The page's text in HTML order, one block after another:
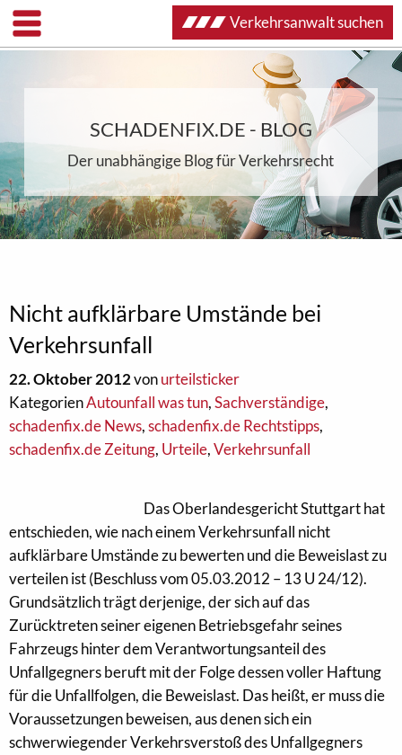
SCHADENFIX.DE - BLOG
Der unabhängige Blog für Verkehrsrecht
Nicht aufklärbare Umstände bei
Verkehrsunfall
22. Oktober 2012vonurteilsticker
KategorienAutounfall was tun,Sachverständige,
schadenfix.de News,schadenfix.de Rechtstipps,
schadenfix.de Zeitung, Urteile,Verkehrsunfall
Das Oberlandesgericht Stuttgart hat
entschieden, wie nach einem Verkehrsunfall nicht
aufklärbare Umstände zu bewerten und die Beweislast zu
verteilen ist (Beschluss vom 05.03.2012 – 13 U 24/12).
Grundsätzlich trägt derjenige, der sich auf das
Zurücktreten seiner eigenen Betriebsgefahr seines
Fahrzeugs hinter dem Verantwortungsanteil des
Unfallgegners beruft mit der Folge dessen voller Haftung
für die Unfallfolgen, die Beweislast. Das heißt, er muss die
Voraussetzungen beweisen, aus denen sich ein
schwerwiegender Verkehrsverstoß des Unfallgegners
Verkehrsanwalt suchen